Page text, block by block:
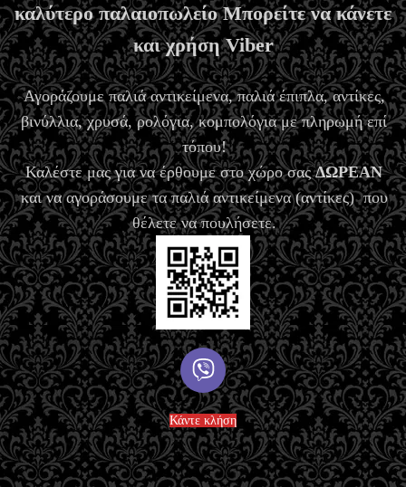
καλύτερο παλαιοπωλείο Μπορείτε να κάνετε
και χρήση Viber
Αγοράζουμε παλιά αντικείμενα, παλιά έπιπλα, αντίκες,
βινύλλια, χρυσά, ρολόγια, κομπολόγια με πληρωμή επί
τόπου!
Καλέστε μας για να έρθουμε στο χώρο σαςΔΩΡΕΑΝ
και να αγοράσουμε τα παλιά αντικείμενα (αντίκες) που
θέλετε να πουλήσετε.
Κάντε κλήση